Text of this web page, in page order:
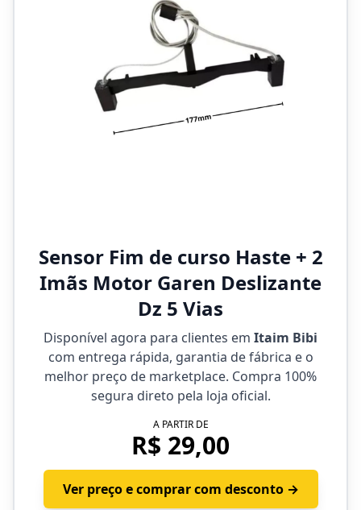
Sensor Fim de curso Haste + 2
Imãs Motor Garen Deslizante
Dz 5 Vias
Disponível agora para clientes em Itaim Bibi
com entrega rápida, garantia de fábrica e o
melhor preço de marketplace. Compra 100%
segura direto pela loja oficial.
A PARTIR DE
R$ 29,00
Ver preço e comprar com desconto →